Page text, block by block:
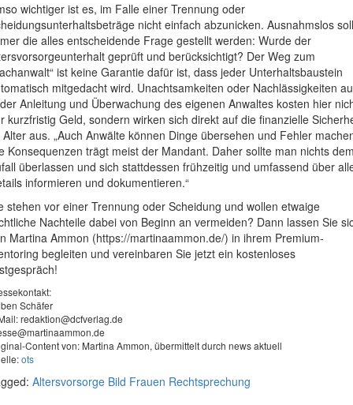
wichtiger ist es, im Falle einer Trennung oder
nicht einfach abzunicken. Ausnahmslos
die alles entscheidende Frage gestellt werden: Wurde der
geprüft und berücksichtigt? Der Weg zum
ist keine Garantie dafür ist, dass jeder Unterhaltsbaustein
mitgedacht wird. Unachtsamkeiten oder Nachlässigkeiten
Anleitung und Überwachung des eigenen Anwaltes kosten hier
kurzfristig Geld, sondern wirken sich direkt auf die finanzielle
Alter aus. „Auch Anwälte können Dinge übersehen und Fehler
Konsequenzen trägt meist der Mandant. Daher sollte man nichts
überlassen und sich stattdessen frühzeitig und umfassend über
informieren und dokumentieren.“
stehen vor einer Trennung oder Scheidung und wollen etwaige
Nachteile dabei von Beginn an vermeiden? Dann lassen Sie
Martina Ammon (https://martinaammon.de/) in ihrem Premium-
begleiten und vereinbaren Sie jetzt ein kostenloses
Schäfer
redaktion@dcfverlag.de
Content von: Martina Ammon, übermittelt durch news aktuell
ots
Altersvorsorge Bild Frauen Rechtsprechung